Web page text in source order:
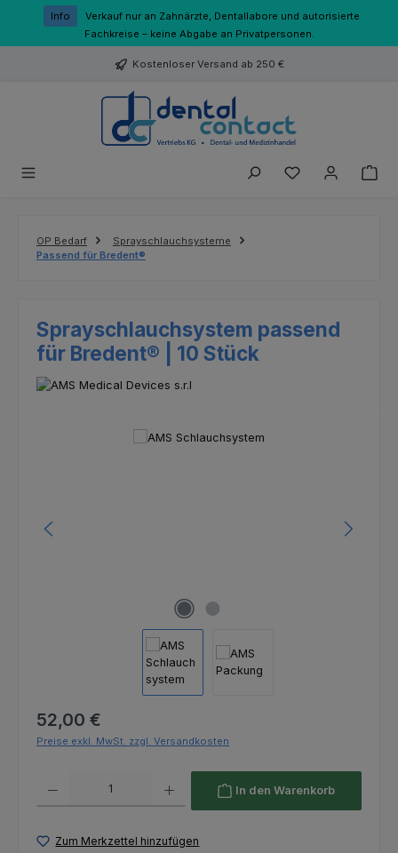
Zum Hauptinhalt springen
Info
Verkauf nur an Zahnärzte, Dentallabore und autorisierte
Fachkreise – keine Abgabe an Privatpersonen.
Kostenloser Versand ab 250 €
Du hast 0
OP Bedarf
Sprayschlauchsysteme
Passend für Bredent®
Sprayschlauchsystem passend
für Bredent® | 10 Stück
Bildergalerie überspringen
Regulärer Preis:
52,00 €
Preise exkl. MwSt. zzgl. Versandkosten
In den Warenkorb
Zum Merkzettel hinzufügen